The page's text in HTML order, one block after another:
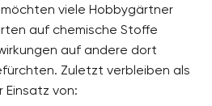
viele Hobbygärtner
auf chemische Stoffe
auf andere dort
Zuletzt verbleiben als
Einsatz von: